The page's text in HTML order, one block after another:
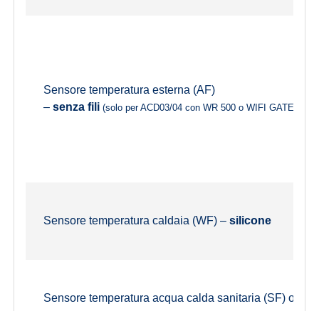
Sensore temperatura esterna (AF)
– senza fili (solo per ACD03/04 con WR 500 o WIFI GATE 1000)
Sensore temperatura caldaia (WF) – silicone
Sensore temperatura acqua calda sanitaria (SF) o